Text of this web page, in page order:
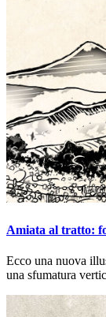
Amiata al tratto:
Ecco una nuova
una sfumatura